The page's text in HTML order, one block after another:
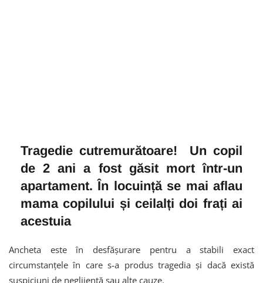
Tragedie cutremurătoare! Un copil
de 2 ani a fost găsit mort într-un
apartament. În locuință se mai aflau
mama copilului și ceilalți doi frați ai
acestuia
Ancheta este în desfășurare pentru a stabili exact
circumstanțele în care s-a produs tragedia și dacă există
suspiciuni de neglijență sau alte cauze.